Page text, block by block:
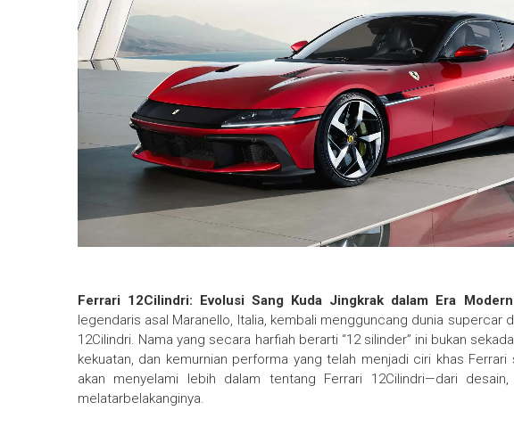
Ferrari 12Cilindri: Evolusi Sang Kuda Jingkrak dalam Era
legendaris asal Maranello, Italia, kembali mengguncang dunia supercar
12Cilindri. Nama yang secara harfiah berarti “12 silinder” ini bukan
kekuatan, dan kemurnian performa yang telah menjadi ciri khas
akan menyelami lebih dalam tentang Ferrari 12Cilindri—dari
melatarbelakanginya.